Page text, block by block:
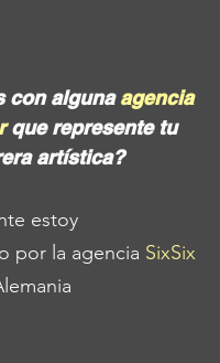
con alguna agencia
que represente tu
artística?
estoy
por la agencia SixSix